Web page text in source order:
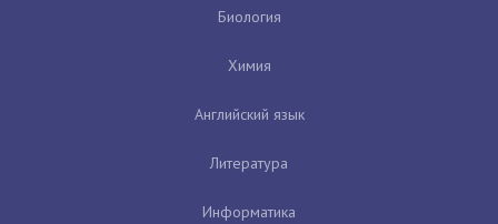
Биология
Химия
Английский язык
Литература
Информатика